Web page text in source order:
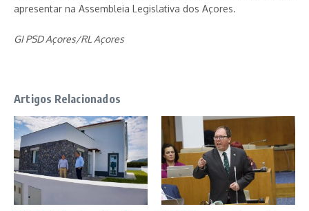
apresentar na Assembleia Legislativa dos Açores.
GI PSD Açores/RL Açores
Artigos Relacionados